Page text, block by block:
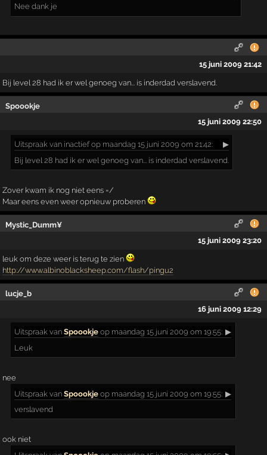
Nee dank je
15 juni 2009 21:42
Bij level 28 had ik er wel genoeg van... is inderdad verslavend.
Spoookje
15 juni 2009 22:50
Uitspraak van inactief op maandag 15 juni 2009 om 21:42:
▶
Bij level 28 had ik er wel genoeg van... is inderdad verslavend.
Zover kwam ik nog niet eens =/
Maar eens even weer opnieuw proberen
Mystic_Dumm¥
15 juni 2009 23:20
leuk om deze weer is terug te zien
http://www.albinoblacksheep.com/flash/pingu2
lucje_b
16 juni 2009 12:29
Uitspraak vanSpoookje op maandag 15 juni 2009 om 19:55: ▶
Leuk
nee
Uitspraak vanSpoookje op maandag 15 juni 2009 om 19:55: ▶
verslavend
ook niet